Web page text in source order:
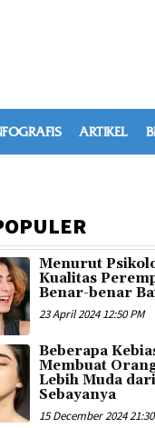
ARTIKEL
Menurut
Kualitas
Benar-benar
23 April 2024 12:50 PM
Beberapa
Membuat
Lebih Muda
Sebayanya
15 December 2024